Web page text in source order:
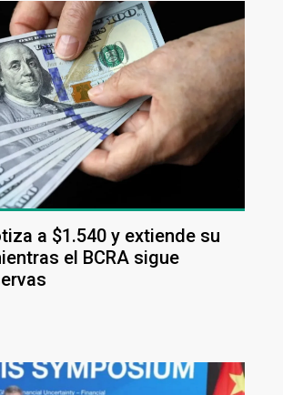
a $1.540 y extiende su
el BCRA sigue